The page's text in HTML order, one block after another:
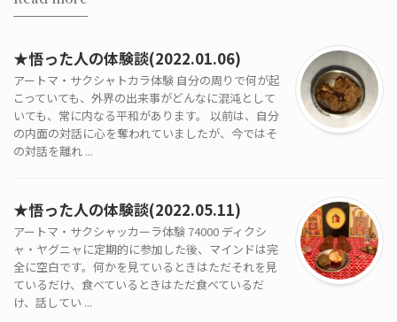
★悟った人の体験談(2022.01.06)
アートマ・サクシャトカラ体験 自分の周りで何が起
こっていても、外界の出来事がどんなに混沌として
いても、常に内なる平和があります。 以前は、自分
の内面の対話に心を奪われていましたが、今ではそ
の対話を離れ ...
★悟った人の体験談(2022.05.11)
アートマ・サクシャッカーラ体験 74000 ディクシ
ャ・ヤグニャに定期的に参加した後、マインドは完
全に空白です。何かを見ているときはただそれを見
ているだけ、食べているときはただ食べているだ
け、話してい ...